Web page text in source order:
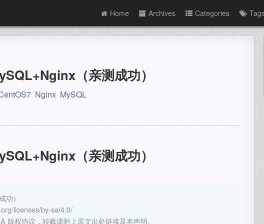
Home Archives Categories
（亲测成功）
Nginx MySQL
（亲测成功）
）
licenses/by-sa/4.0/
权协议，转载请附上原文出处链接及本声明。